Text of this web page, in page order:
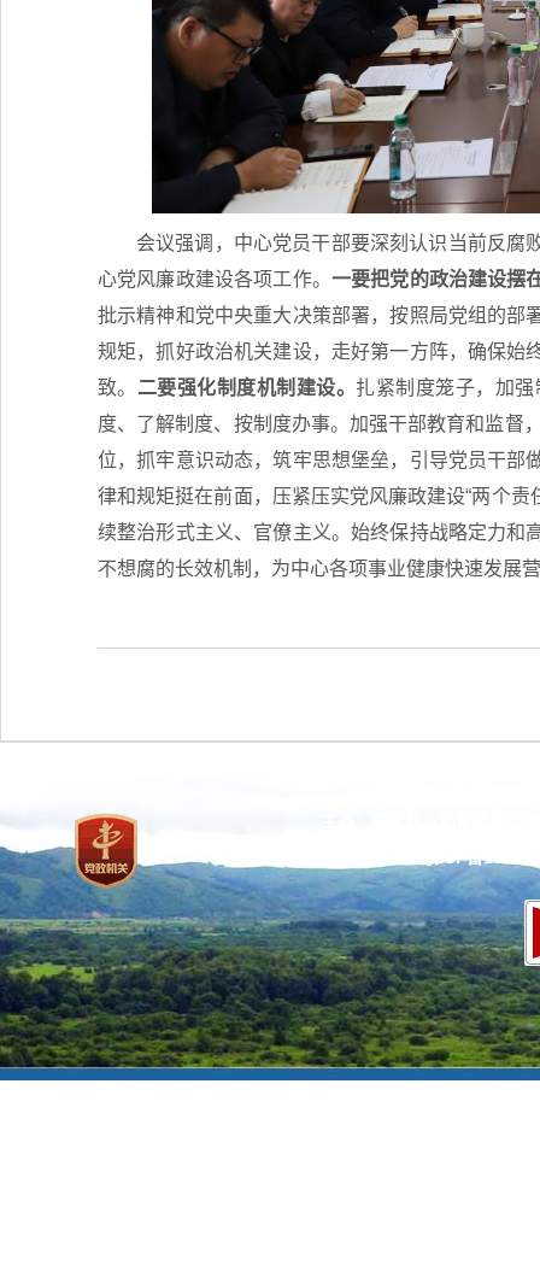
会议强调，中心党员干部要深刻认识当前反腐
心党风廉政建设各项工作。 一要把党的政治建设摆
批示精神和党中央重大决策部署，按照局党组的部
规矩，抓好政治机关建设，走好第一方阵，确保始
致。 二要强化制度机制建设。 扎紧制度笼子，加
度、了解制度、按制度办事。加强干部教育和监督
位，抓牢意识动态，筑牢思想堡垒，引导党员干部
律和规矩挺在前面，压紧压实党风廉政建设“两个
续整治形式主义、官僚主义。始终保持战略定力和
不想腐的长效机制，为中心各项事业健康快速发展
京ICP备